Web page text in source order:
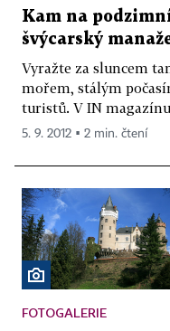
Kam na
švýcarský
Vyražte za sluncem
mořem, stálým
turistů. V IN
5. 9. 2012 ▪ 2 min. čtení
FOTOGALERIE